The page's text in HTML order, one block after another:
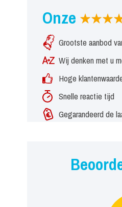
Onze
Grootste aanbod
Wij denken met u
Hoge
Snelle reactie tijd
Gegarandeerd de